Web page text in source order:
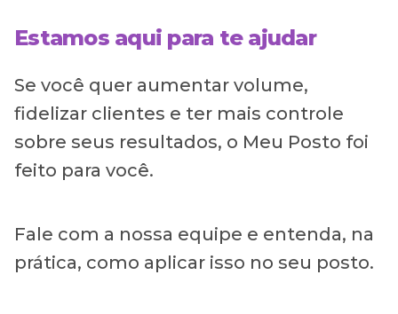
Estamos aqui para te ajudar
Se você quer aumentar volume,
fidelizar clientes e ter mais controle
sobre seus resultados, o Meu Posto foi
feito para você.
Fale com a nossa equipe e entenda, na
prática, como aplicar isso no seu posto.